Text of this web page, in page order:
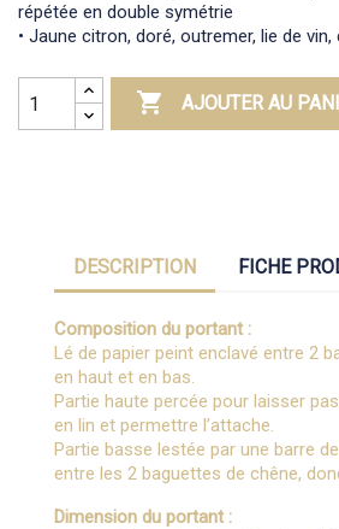
répétée en double symétrie
• Jaune citron, doré, outremer, lie de
 AJOUTER AU
DESCRIPTION FICHE
Composition du portant :
Lé de papier peint enclavé entre 2
en haut et en bas.
Partie haute percée pour laisser
en lin et permettre l’attache.
Partie basse lestée par une barre
entre les 2 baguettes de chêne,
Dimension du portant :